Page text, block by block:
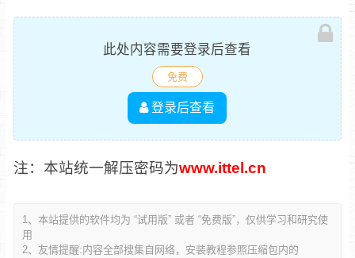
此处内容需要登录后查看
免费
登录后查看
注：本站统一解压密码为www.ittel.cn
1、本站提供的软件均为 “试用版” 或者 “免费版”，仅供学习和研究使
用
2、友情提醒:内容全部搜集自网络，安装教程参照压缩包内的